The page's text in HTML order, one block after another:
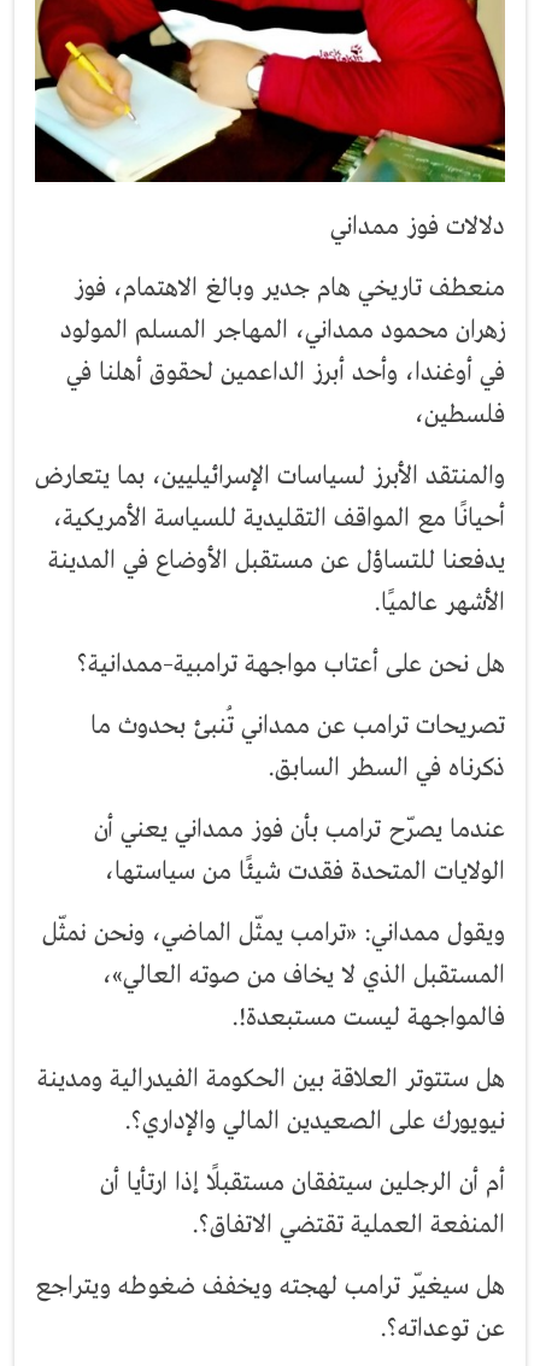
دلالات فوز ممداني
منعطف تاريخي هام جدير وبالغ الاهتمام، فوز
زهران محمود ممداني، المهاجر المسلم المولود
في أوغندا، وأحد أبرز الداعمين لحقوق أهلنا في
فلسطين،
والمنتقد الأبرز لسياسات الإسرائيليين، بما يتعارض
أحيانًا مع المواقف التقليدية للسياسة الأمريكية،
يدفعنا للتساؤل عن مستقبل الأوضاع في المدينة
الأشهر عالميًا.
هل نحن على أعتاب مواجهة ترامبية–ممدانية؟
تصريحات ترامب عن ممداني تُنبئ بحدوث ما
ذكرناه في السطر السابق.
عندما يصرّح ترامب بأن فوز ممداني يعني أن
الولايات المتحدة فقدت شيئًا من سياستها،
ويقول ممداني: «ترامب يمثّل الماضي، ونحن نمثّل
المستقبل الذي لا يخاف من صوته العالي»،
فالمواجهة ليست مستبعدة!.
هل ستتوتر العلاقة بين الحكومة الفيدرالية ومدينة
نيويورك على الصعيدين المالي والإداري؟.
أم أن الرجلين سيتفقان مستقبلًا إذا ارتأيا أن
المنفعة العملية تقتضي الاتفاق؟.
هل سيغيّر ترامب لهجته ويخفف ضغوطه ويتراجع
عن توعداته؟.